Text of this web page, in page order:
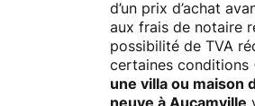
d’un prix d’achat
aux frais de notaire
possibilité de TVA
certaines conditions
une villa ou maison